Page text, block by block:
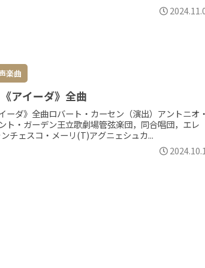
楽曲
アイーダ》全曲
ーダ》全曲ロバート・カーセン（演出）アントニオ・
ト・ガーデン王立歌劇場管弦楽団，同合唱団，エレ
チェスコ・メーリ(T)アグニェシュカ...